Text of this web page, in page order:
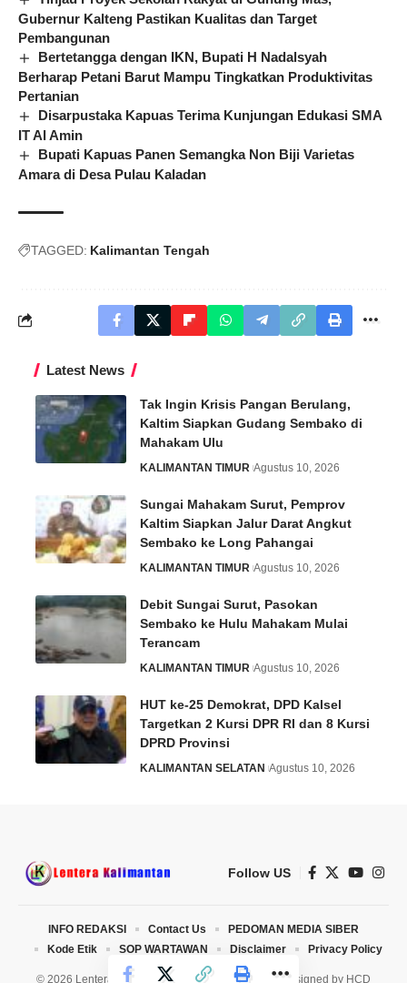
Gubernur Kalteng Pastikan Kualitas dan Target
Pembangunan
Bertetangga dengan IKN, Bupati H Nadalsyah
Berharap Petani Barut Mampu Tingkatkan Produktivitas
Pertanian
Disarpustaka Kapuas Terima Kunjungan Edukasi SMA
IT Al Amin
Bupati Kapuas Panen Semangka Non Biji Varietas
Amara di Desa Pulau Kaladan
TAGGED: Kalimantan Tengah
Latest News
Tak Ingin Krisis Pangan Berulang,
Kaltim Siapkan Gudang Sembako di
Mahakam Ulu
KALIMANTAN TIMUR Agustus 10, 2026
Sungai Mahakam Surut, Pemprov
Kaltim Siapkan Jalur Darat Angkut
Sembako ke Long Pahangai
KALIMANTAN TIMUR Agustus 10, 2026
Debit Sungai Surut, Pasokan
Sembako ke Hulu Mahakam Mulai
Terancam
KALIMANTAN TIMUR Agustus 10, 2026
HUT ke-25 Demokrat, DPD Kalsel
Targetkan 2 Kursi DPR RI dan 8 Kursi
DPRD Provinsi
KALIMANTAN SELATAN Agustus 10, 2026
Follow US
© 2026 Lentera Kalimantan. All Rights Reserved. Designed by HCD
INFO REDAKSI Contact Us
PEDOMAN MEDIA SIBER
Kode Etik
SOP WARTAWAN Disclaimer Privacy Policy